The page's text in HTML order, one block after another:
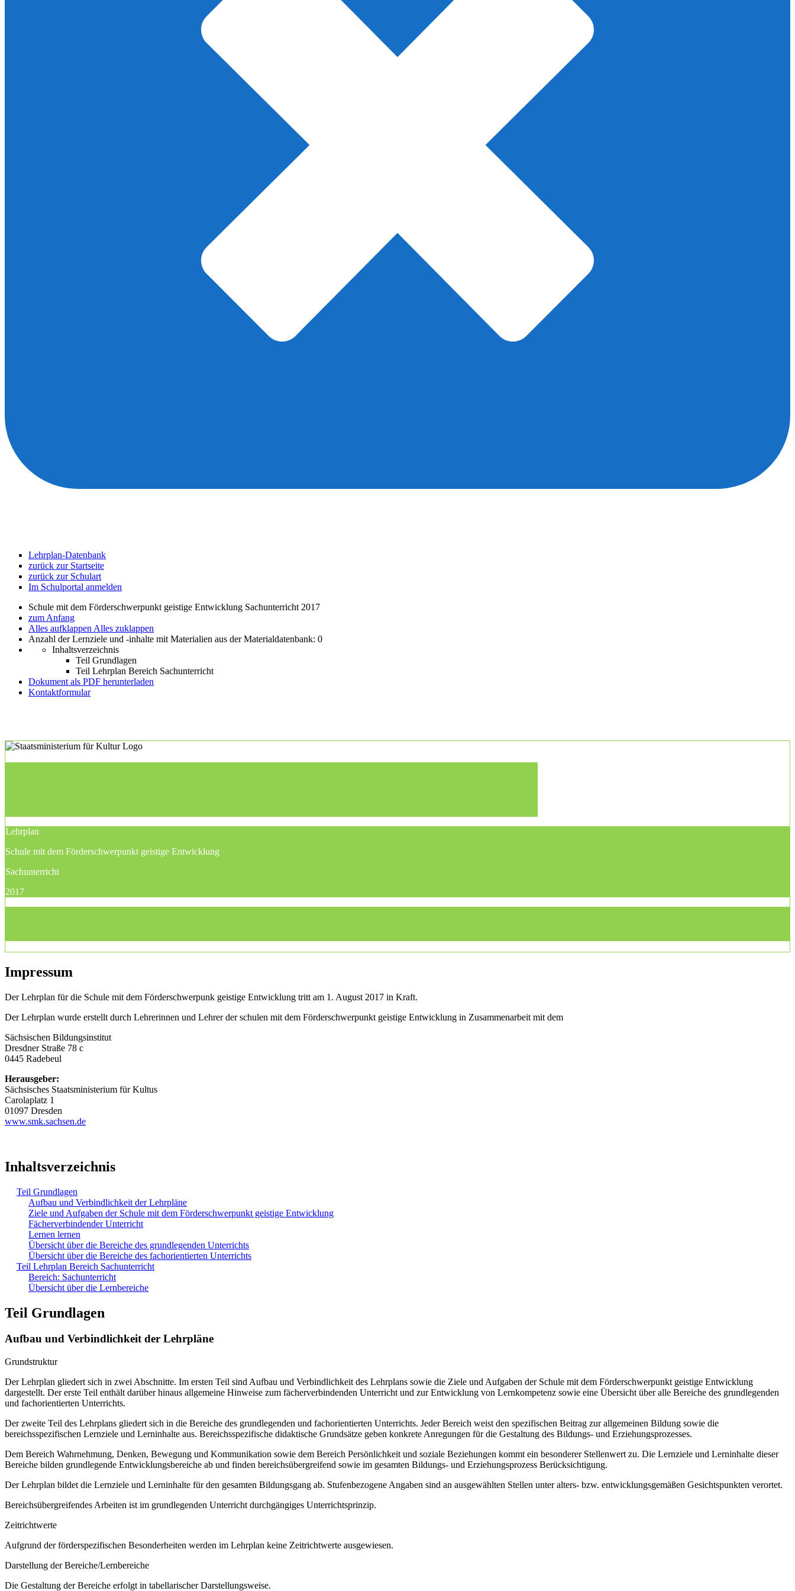
Lehrplan-Datenbank
zurück zur Startseite
zurück zur Schulart
Im Schulportal anmelden
Schule mit dem Förderschwerpunkt geistige Entwicklung Sachunterricht 2017
zum Anfang
Alles aufklappen Alles zuklappen
Anzahl der Lernziele und -inhalte mit Materialien aus der Materialdatenbank: 0
Inhaltsverzeichnis
Teil Grundlagen
Teil Lehrplan Bereich Sachunterricht
Dokument als PDF herunterladen
Kontaktformular
Lehrplan
Schule mit dem Förderschwerpunkt geistige Entwicklung
Sachunterricht
2017
Impressum
Der Lehrplan für die Schule mit dem Förderschwerpunk geistige Entwicklung tritt am 1. August 2017 in Kraft.
Der Lehrplan wurde erstellt durch Lehrerinnen und Lehrer der schulen mit dem Förderschwerpunkt geistige Entwicklung in Zusammenarbeit mit dem
Sächsischen Bildungsinstitut
Dresdner Straße 78 c
0445 Radebeul
Herausgeber:
Sächsisches Staatsministerium für Kultus
Carolaplatz 1
01097 Dresden
www.smk.sachsen.de
Inhaltsverzeichnis
Teil Grundlagen
Aufbau und Verbindlichkeit der Lehrpläne
Ziele und Aufgaben der Schule mit dem Förderschwerpunkt geistige Entwicklung
Fächerverbindender Unterricht
Lernen lernen
Übersicht über die Bereiche des grundlegenden Unterrichts
Übersicht über die Bereiche des fachorientierten Unterrichts
Teil Lehrplan Bereich Sachunterricht
Bereich: Sachunterricht
Übersicht über die Lernbereiche
Teil Grundlagen
Aufbau und Verbindlichkeit der Lehrpläne
Grundstruktur
Der Lehrplan gliedert sich in zwei Abschnitte. Im ersten Teil sind Aufbau und Verbindlichkeit des Lehrplans sowie die Ziele und Aufgaben der Schule mit dem Förderschwerpunkt geistige Entwicklung
dargestellt. Der erste Teil enthält darüber hinaus allgemeine Hinweise zum fächerverbindenden Unterricht und zur Entwicklung von Lernkompetenz sowie eine Übersicht über alle Bereiche des grundlegenden
und fachorientierten Unterrichts.
Der zweite Teil des Lehrplans gliedert sich in die Bereiche des grundlegenden und fachorientierten Unterrichts. Jeder Bereich weist den spezifischen Beitrag zur allgemeinen Bildung sowie die
bereichsspezifischen Lernziele und Lerninhalte aus. Bereichsspezifische didaktische Grundsätze geben konkrete Anregungen für die Gestaltung des Bildungs- und Erziehungsprozesses.
Dem Bereich Wahrnehmung, Denken, Bewegung und Kommunikation sowie dem Bereich Persönlichkeit und soziale Beziehungen kommt ein besonderer Stellenwert zu. Die Lernziele und Lerninhalte dieser
Bereiche bilden grundlegende Entwicklungsbereiche ab und finden bereichsübergreifend sowie im gesamten Bildungs- und Erziehungsprozess Berücksichtigung.
Der Lehrplan bildet die Lernziele und Lerninhalte für den gesamten Bildungsgang ab. Stufenbezogene Angaben sind an ausgewählten Stellen unter alters- bzw. entwicklungsgemäßen Gesichtspunkten verortet.
Bereichsübergreifendes Arbeiten ist im grundlegenden Unterricht durchgängiges Unterrichtsprinzip.
Zeitrichtwerte
Aufgrund der förderspezifischen Besonderheiten werden im Lehrplan keine Zeitrichtwerte ausgewiesen.
Darstellung der Bereiche/Lernbereiche
Die Gestaltung der Bereiche erfolgt in tabellarischer Darstellungsweise.